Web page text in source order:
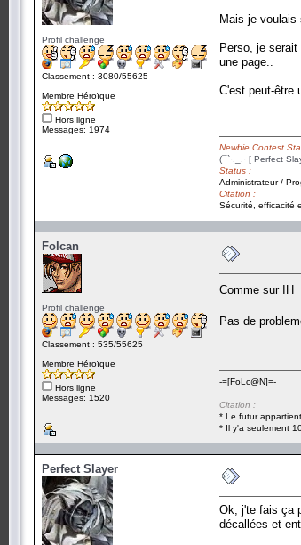
Profil challenge
Classement : 3080/55625
Membre Héroïque
Hors ligne
Messages: 1974
Mais je voulais
Perso, je
une page..
C'est peut-être
Newbie Contest
(¯`·._.· [ Perfect
Status :
Administrateur /
Citation :
Sécurité, efficacité
Folcan
Profil challenge
Classement : 535/55625
Membre Héroïque
Hors ligne
Messages: 1520
Comme sur IH
Pas de
-=[FoLc@N]=-
Citation :
* Le futur
* Il y'a seulement
Perfect Slayer
Ok, j'te fais ça
décallées et